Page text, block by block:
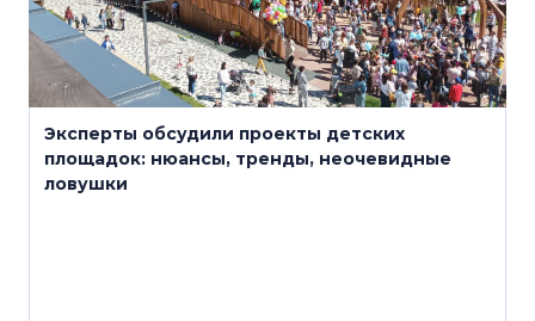
Эксперты обсудили проекты детских
площадок: нюансы, тренды, неочевидные
ловушки